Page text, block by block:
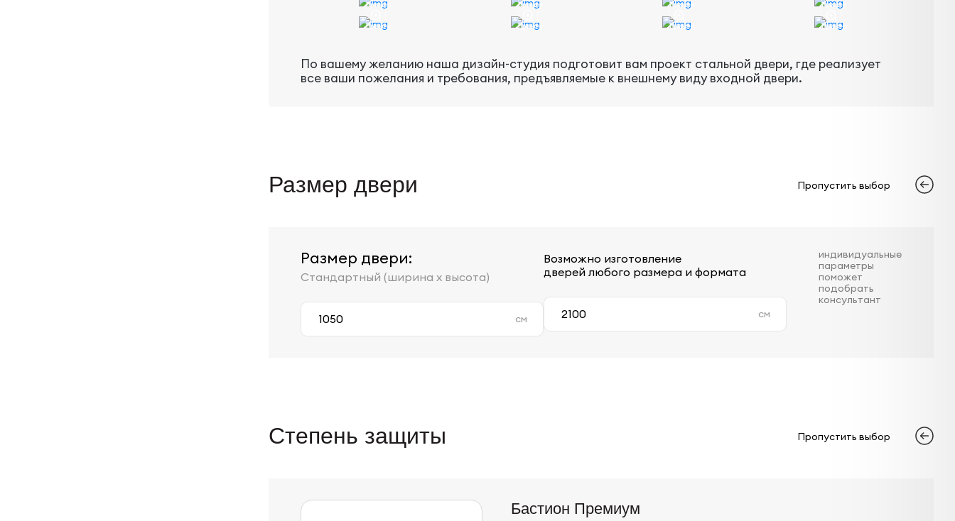
Пример Пример Пример Пример
Пример Пример Пример Пример
По вашему желанию наша дизайн-студия подготовит вам проект стальной двери, где реализует
все ваши пожелания и требования, предъявляемые к внешнему виду входной двери.
Размер двери Пропустить выбор
Размер двери:
Стандартный (ширина х высота)
см
Возможно изготовление
дверей любого размера и формата
см
индивидуальные
параметры
поможет
подобрать
консультант
Степень защиты Пропустить выбор
Бастион Премиум